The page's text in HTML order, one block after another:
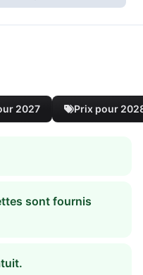
2027 Prix pour
sont fournis